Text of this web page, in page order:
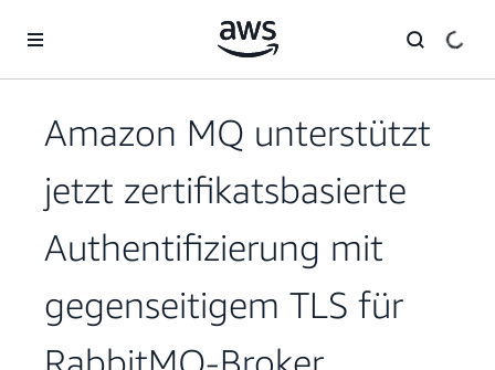
Überspringen zum Hauptinhalt
Amazon MQ unterstützt
jetzt zertifikatsbasierte
Authentifizierung mit
gegenseitigem TLS für